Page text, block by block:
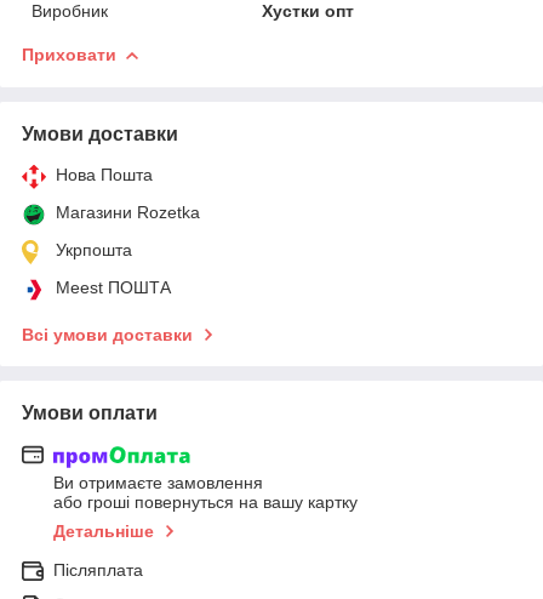
Виробник
Хустки опт
Приховати
Умови доставки
Нова Пошта
Магазини Rozetka
Укрпошта
Meest ПОШТА
Всі умови доставки
Умови оплати
Ви отримаєте замовлення
або гроші повернуться на вашу картку
Детальніше
Післяплата